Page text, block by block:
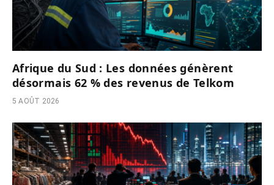
Afrique du Sud : Les données génèrent
désormais 62 % des revenus de Telkom
5 AOÛT 2026